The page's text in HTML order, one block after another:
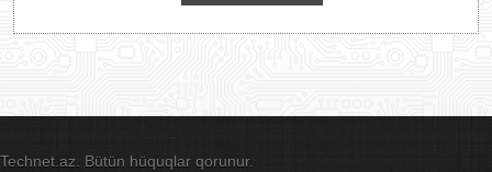
Technet.az. Bütün hüquqlar qorunur.